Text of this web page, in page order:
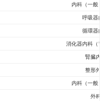
内科（一般・
呼吸器内
循環器内
消化器内科（胃
腎臓内科
整形外科
内科（一般・
外科